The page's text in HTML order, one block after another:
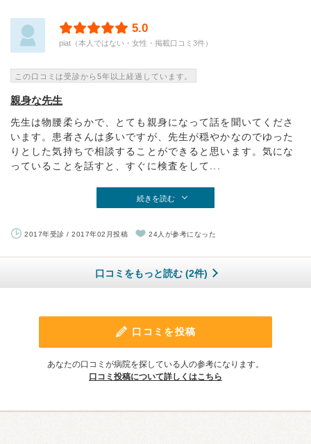
5.0
piat（本人ではない・女性・掲載口コミ3件）
この口コミは受診から5年以上経過しています。
親身な先生
先生は物腰柔らかで、とても親身になって話を聞いてくださ
います。患者さんは多いですが、先生が穏やかなのでゆった
りとした気持ちで相談することができると思います。気にな
っていることを話すと、すぐに検査をして...
続きを読む
2017年受診 / 2017年02月投稿 24人が参考になった
口コミをもっと読む (2件)
口コミを投稿
あなたの口コミが病院を探している人の参考になります。
口コミ投稿について詳しくはこちら